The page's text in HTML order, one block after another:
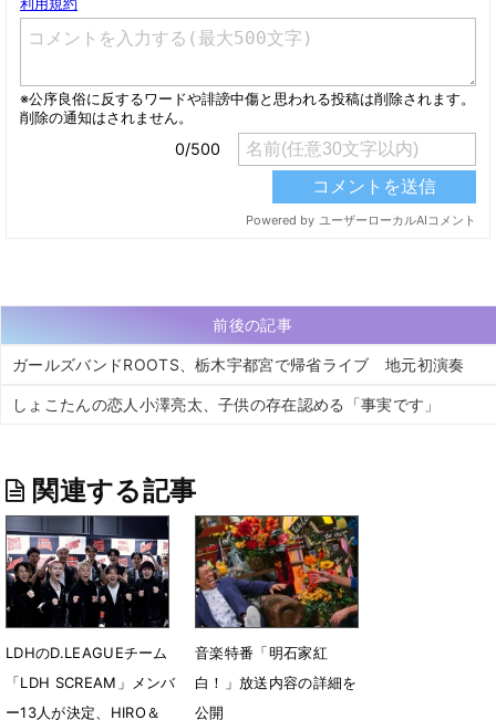
前後の記事
ガールズバンドROOTS、栃木宇都宮で帰省ライブ 地元初演奏
しょこたんの恋人小澤亮太、子供の存在認める「事実です」
関連する記事
LDHのD.LEAGUEチーム
「LDH SCREAM」メンバ
ー13人が決定、HIRO＆
音楽特番「明石家紅
白！」放送内容の詳細を
公開